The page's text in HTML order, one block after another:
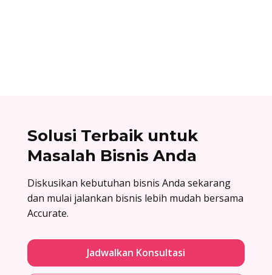
Solusi Terbaik untuk
Masalah Bisnis Anda
Diskusikan kebutuhan bisnis Anda sekarang
dan mulai jalankan bisnis lebih mudah bersama
Accurate.
Jadwalkan Konsultasi